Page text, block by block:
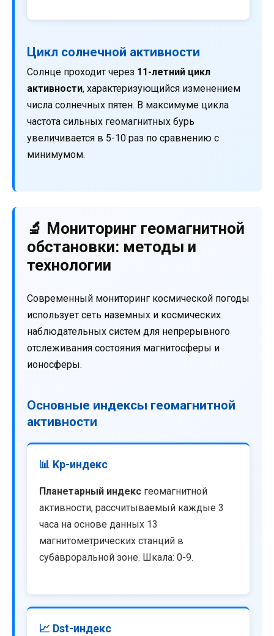
Цикл солнечной активности
Солнце проходит через 11-летний цикл
активности, характеризующийся изменением
числа солнечных пятен. В максимуме цикла
частота сильных геомагнитных бурь
увеличивается в 5-10 раз по сравнению с
минимумом.
🔬 Мониторинг геомагнитной
обстановки: методы и
технологии
Современный мониторинг космической погоды
использует сеть наземных и космических
наблюдательных систем для непрерывного
отслеживания состояния магнитосферы и
ионосферы.
Основные индексы геомагнитной
активности
📊 Kp-индекс
Планетарный индекс геомагнитной
активности, рассчитываемый каждые 3
часа на основе данных 13
магнитометрических станций в
субавроральной зоне. Шкала: 0-9.
📈 Dst-индекс